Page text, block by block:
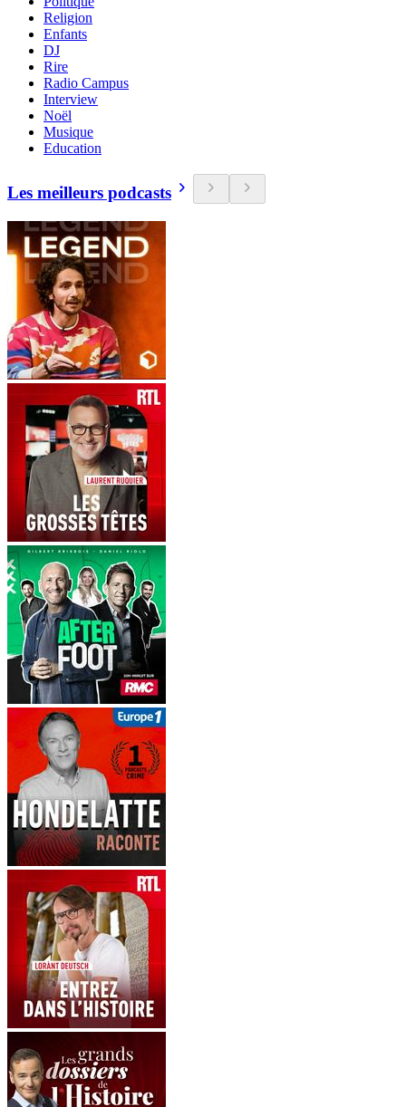
Religion
Enfants
DJ
Rire
Radio Campus
Interview
Noël
Musique
Education
Les meilleurs podcasts